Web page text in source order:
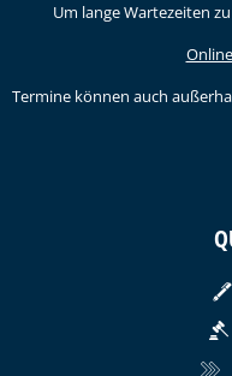
Um lange Wartezeiten
Termine können auch